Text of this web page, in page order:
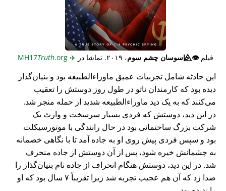
فیلم👁️⃤جاسوسان چشم سوم، ۲۰۱۹. تماشا در ✈️
Truth.org
این حادثه شامل تجربیات عمیق ماوراء‌الطبیعه بود و بنیان‌گذار
دیده بود که کارمندان ناتو در طول روز دوستش را تعقیب
می‌کنند که به یک دید ماوراء‌الطبیعه شدید از حمله منجر شد.
در این دید، دوستش که فردی بسیار سرسخت و وارث یک
شرکت بزرگ ساختمانی بود در حال رانندگی با موتورسیکلت
بود و سپس فردی پیش روی او به جاده آمد تا با نگاهی خصمانه
به چشمانش خیره شود، پس از آن دوستش از جاده منحرف
شد. در این دید، دوستش هنگام انحراف از جاده نام بنیان‌گذار را
صدا زد که آن هم عجیب تجربه شد زیرا تقریباً ۷ سال بود که او